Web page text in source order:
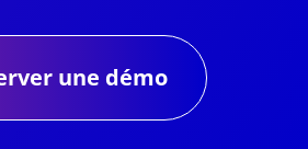
une démo